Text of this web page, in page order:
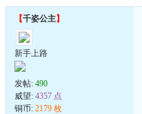
【千姿公主】
新手上路
发帖: 490
威望: 4357 点
铜币: 2179 枚